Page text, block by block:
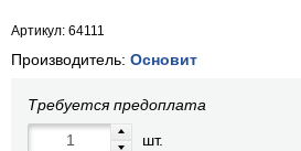
Артикул: 64111
Производитель: Основит
Требуется предоплата
шт.